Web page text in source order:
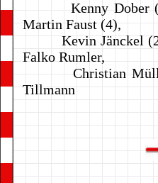
Kenny Dober
Martin Faust (4),
Kevin Jänckel (2),
Falko Rumler,
Christian Müller
Tillmann